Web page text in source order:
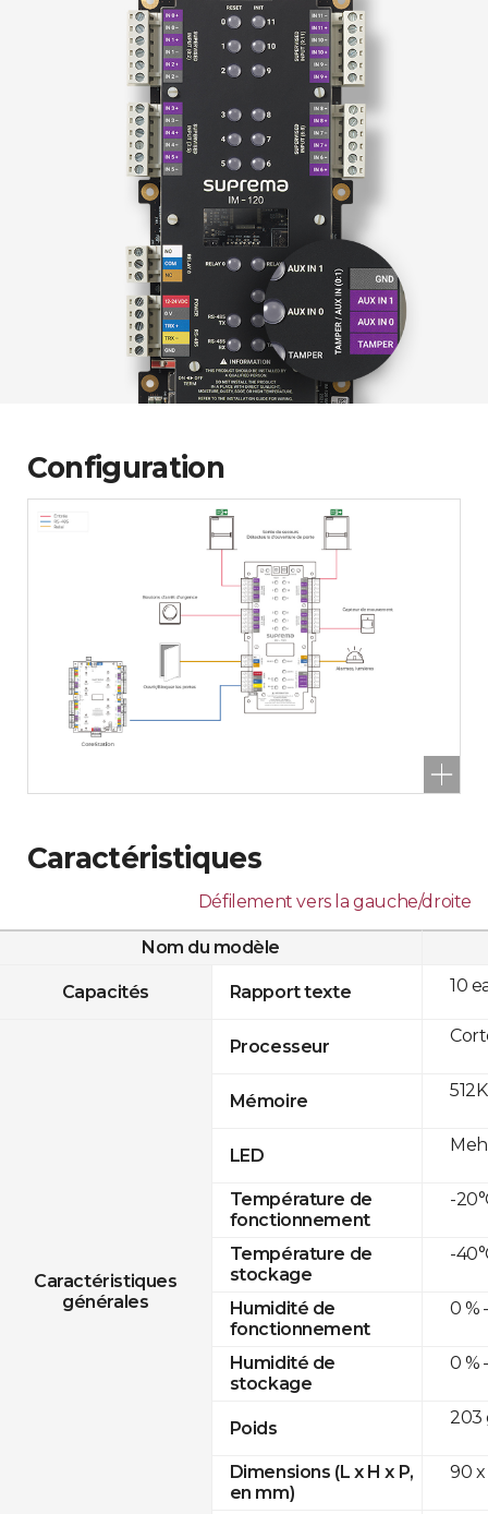
Configuration
Caractéristiques
Défilement vers la gauche/droite
Nom du modèle
Capacités Rapport texte
Caractéristiques
générales
Processeur
Mémoire
LED
Température de
fonctionnement
Température de
stockage
Humidité de
fonctionnement
Humidité de
stockage
Poids
Dimensions (L x H x P,
en mm)
10
-
-
0 %
0 %
203
90 x